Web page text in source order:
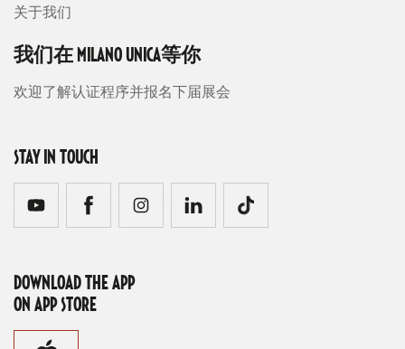
关于我们
我们在 MILANO UNICA等你
欢迎了解认证程序并报名下届展会
STAY IN TOUCH
DOWNLOAD THE APP
ON APP STORE